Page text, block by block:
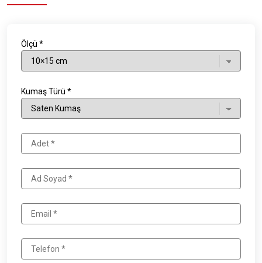
Ölçü *
Kumaş Türü *